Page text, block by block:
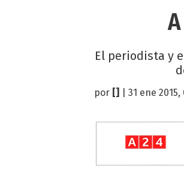
El periodista y
por | 31 ene 2015,